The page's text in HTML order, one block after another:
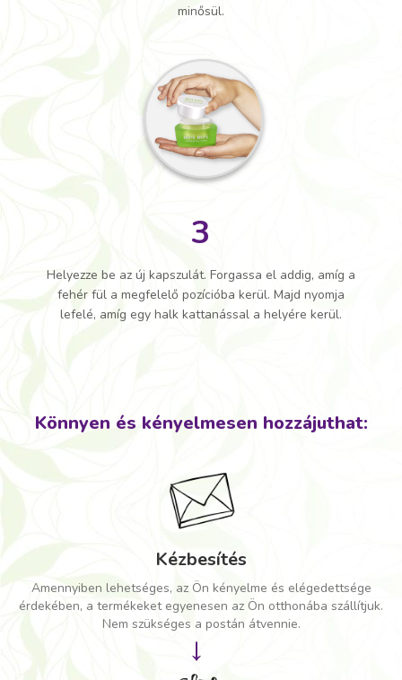
minősül.
3
Helyezze be az új kapszulát. Forgassa el addig, amíg a
fehér fül a megfelelő pozícióba kerül. Majd nyomja
lefelé, amíg egy halk kattanással a helyére kerül.
Könnyen és kényelmesen hozzájuthat:
Kézbesítés
Amennyiben lehetséges, az Ön kényelme és elégedettsége
érdekében, a termékeket egyenesen az Ön otthonába szállítjuk.
Nem szükséges a postán átvennie.
→